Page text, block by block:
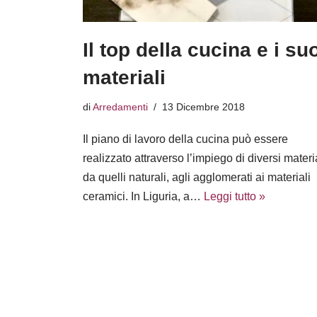
Il top della cucina e i
materiali
diArredamenti 13 Dicembre 2018
Il piano di lavoro della cucina può essere
realizzato attraverso l’impiego di diversi
da quelli naturali, agli agglomerati ai materiali
ceramici. In Liguria, a… Leggi tutto »